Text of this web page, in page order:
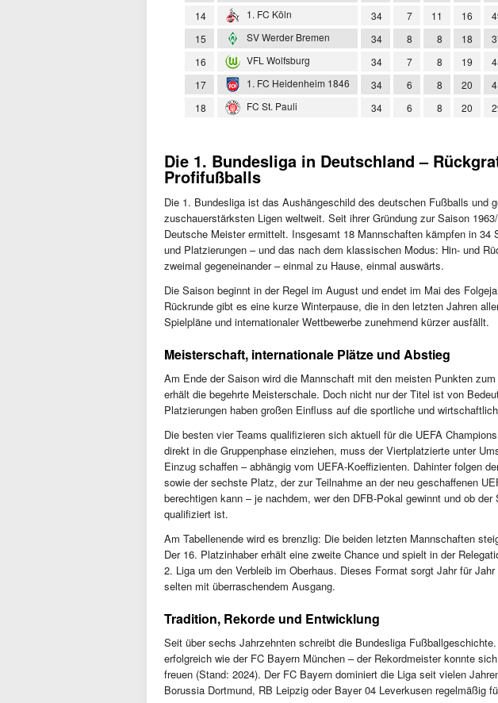
14
1. FC Köln 34 7 11 16
15
SV Werder Bremen 34 8 8 18
16
VFL Wolfsburg 34 7 8 19
17
1. FC Heidenheim 1846 34 6 8 20
18
FC St. Pauli 34 6 8 20
Die 1. Bundesliga in Deutschland –
Profifußballs
Die 1. Bundesliga ist das Aushängeschild des deutschen Fußballs und
zuschauerstärksten Ligen weltweit. Seit ihrer Gründung zur Saison
Deutsche Meister ermittelt. Insgesamt 18 Mannschaften kämpfen in 34
und Platzierungen – und das nach dem klassischen Modus: Hin- und
zweimal gegeneinander – einmal zu Hause, einmal auswärts.
Die Saison beginnt in der Regel im August und endet im Mai des
Rückrunde gibt es eine kurze Winterpause, die in den letzten Jahren
Spielpläne und internationaler Wettbewerbe zunehmend kürzer ausfällt.
Meisterschaft, internationale Plätze und Abstieg
Am Ende der Saison wird die Mannschaft mit den meisten Punkten
erhält die begehrte Meisterschale. Doch nicht nur der Titel ist von
Platzierungen haben großen Einfluss auf die sportliche und
Die besten vier Teams qualifizieren sich aktuell für die UEFA
direkt in die Gruppenphase einziehen, muss der Viertplatzierte unter
Einzug schaffen – abhängig vom UEFA-Koeffizienten. Dahinter folgen
sowie der sechste Platz, der zur Teilnahme an der neu geschaffenen
berechtigen kann – je nachdem, wer den DFB-Pokal gewinnt und ob der
qualifiziert ist.
Am Tabellenende wird es brenzlig: Die beiden letzten Mannschaften
Der 16. Platzinhaber erhält eine zweite Chance und spielt in der
2. Liga um den Verbleib im Oberhaus. Dieses Format sorgt Jahr für
selten mit überraschendem Ausgang.
Tradition, Rekorde und Entwicklung
Seit über sechs Jahrzehnten schreibt die Bundesliga
erfolgreich wie der FC Bayern München – der Rekordmeister konnte
freuen (Stand: 2024). Der FC Bayern dominiert die Liga seit vielen
Borussia Dortmund, RB Leipzig oder Bayer 04 Leverkusen regelmäßig